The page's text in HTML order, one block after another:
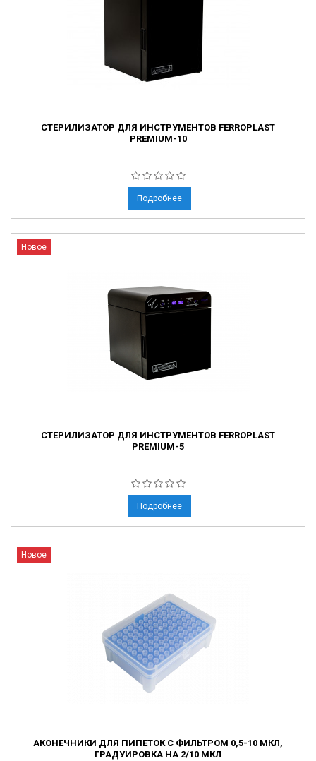
СТЕРИЛИЗАТОР ДЛЯ ИНСТРУМЕНТОВ FERROPLAST
PREMIUM-10
Подробнее
Новое
СТЕРИЛИЗАТОР ДЛЯ ИНСТРУМЕНТОВ FERROPLAST
PREMIUM-5
Подробнее
Новое
АКОНЕЧНИКИ ДЛЯ ПИПЕТОК С ФИЛЬТРОМ 0,5-10 МКЛ,
ГРАДУИРОВКА НА 2/10 МКЛ